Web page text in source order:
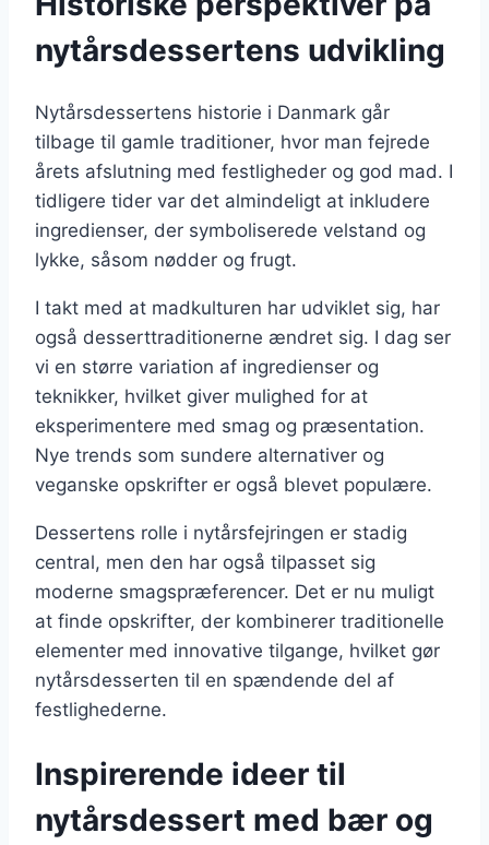
nytårsdessertens udvikling
Nytårsdessertens historie i Danmark går
tilbage til gamle traditioner, hvor man fejrede
årets afslutning med festligheder og god mad. I
tidligere tider var det almindeligt at inkludere
ingredienser, der symboliserede velstand og
lykke, såsom nødder og frugt.
I takt med at madkulturen har udviklet sig, har
også desserttraditionerne ændret sig. I dag ser
vi en større variation af ingredienser og
teknikker, hvilket giver mulighed for at
eksperimentere med smag og præsentation.
Nye trends som sundere alternativer og
veganske opskrifter er også blevet populære.
Dessertens rolle i nytårsfejringen er stadig
central, men den har også tilpasset sig
moderne smagspræferencer. Det er nu muligt
at finde opskrifter, der kombinerer traditionelle
elementer med innovative tilgange, hvilket gør
nytårsdesserten til en spændende del af
festlighederne.
Inspirerende ideer til
nytårsdessert med bær og